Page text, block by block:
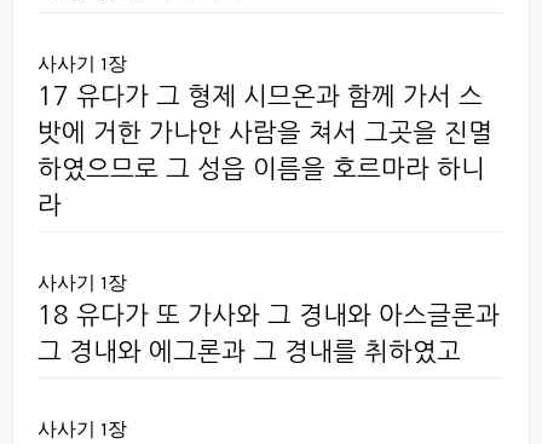
사사기 1장
17 유다가 그 형제 시므온과 함께 가서 스
밧에 거한 가나안 사람을 쳐서 그곳을 진멸
하였으므로 그 성읍 이름을 호르마라 하니
라
사사기 1장
18 유다가 또 가사와 그 경내와 아스글론과
그 경내와 에그론과 그 경내를 취하였고
사사기 1장